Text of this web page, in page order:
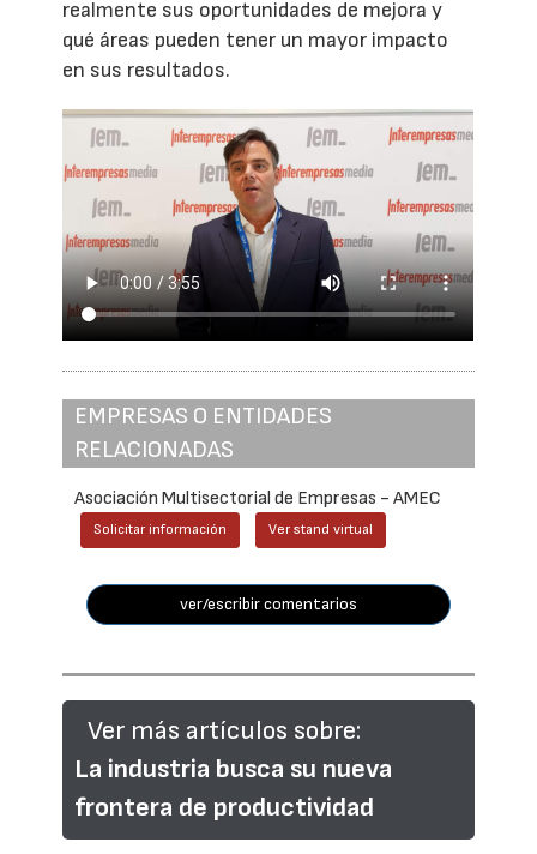
realmente sus oportunidades de mejora y
qué áreas pueden tener un mayor impacto
en sus resultados.
EMPRESAS O ENTIDADES
RELACIONADAS
Asociación Multisectorial de Empresas - AMEC
Solicitar información Ver stand virtual
ver/escribir comentarios
Ver más artículos sobre:
La industria busca su nueva
frontera de productividad